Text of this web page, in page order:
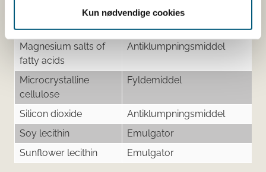
Kun nødvendige cookies
Fugtighedsbevarende
middel
Magnesium salts of
fatty acids
Antiklumpningsmiddel
Microcrystalline
cellulose
Fyldemiddel
Silicon dioxide
Antiklumpningsmiddel
Soy lecithin
Emulgator
Sunflower lecithin
Emulgator